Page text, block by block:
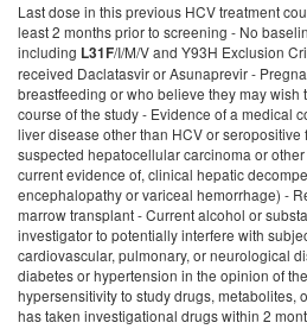
Last dose in this previous HCV treatment
least 2 months prior to screening - No
including L31F/I/M/V and Y93H Exclusion
received Daclatasvir or Asunaprevir -
breastfeeding or who believe they may wish
course of the study - Evidence of a medical
liver disease other than HCV or seropositive
suspected hepatocellular carcinoma or
current evidence of, clinical hepatic
encephalopathy or variceal hemorrhage) -
marrow transplant - Current alcohol or
investigator to potentially interfere with
cardiovascular, pulmonary, or neurological
diabetes or hypertension in the opinion of
hypersensitivity to study drugs, metabolites,
has taken investigational drugs within 2